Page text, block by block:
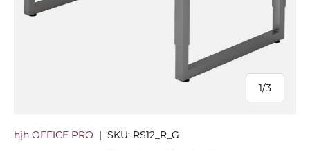
1/
von
3
hjh OFFICE PRO | SKU: RS12_R_G